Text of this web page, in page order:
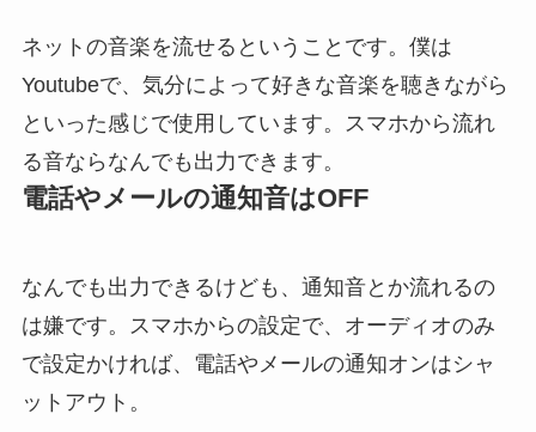
ネットの音楽を流せるということです。僕は
Youtubeで、気分によって好きな音楽を聴きながら
といった感じで使用しています。スマホから流れ
る音ならなんでも出力できます。
電話やメールの通知音はOFF
なんでも出力できるけども、通知音とか流れるの
は嫌です。スマホからの設定で、オーディオのみ
で設定かければ、電話やメールの通知オンはシャ
ットアウト。